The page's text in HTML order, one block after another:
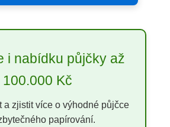
i nabídku půjčky až
100.000 Kč
a zjistit více o výhodné půjčce
papírování.